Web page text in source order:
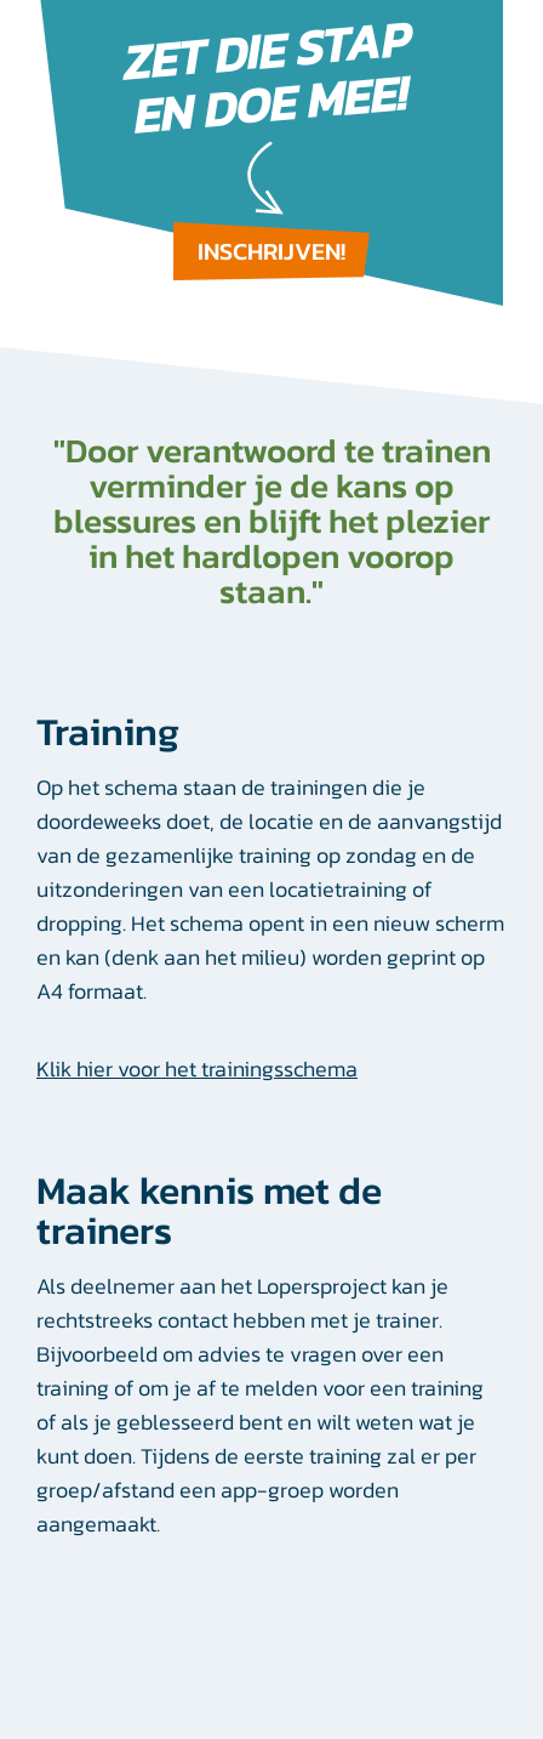
ZET DIE STAP
EN DOE MEE!
INSCHRIJVEN!
"Door verantwoord te trainen
verminder je de kans op
blessures en blijft het plezier
in het hardlopen voorop
staan."
Training
Op het schema staan de trainingen die je
doordeweeks doet, de locatie en de aanvangstijd
van de gezamenlijke training op zondag en de
uitzonderingen van een locatietraining of
dropping. Het schema opent in een nieuw scherm
en kan (denk aan het milieu) worden geprint op
A4 formaat.
Klik hier voor het trainingsschema
Maak kennis met de
trainers
Als deelnemer aan het Lopersproject kan je
rechtstreeks contact hebben met je trainer.
Bijvoorbeeld om advies te vragen over een
training of om je af te melden voor een training
of als je geblesseerd bent en wilt weten wat je
kunt doen. Tijdens de eerste training zal er per
groep/afstand een app-groep worden
aangemaakt.